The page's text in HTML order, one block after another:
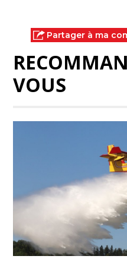
Partager à ma
VOUS